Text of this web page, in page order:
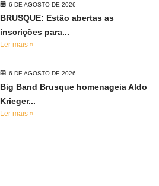
6 DE AGOSTO DE 2026
BRUSQUE: Estão abertas as
inscrições para...
Ler mais »
6 DE AGOSTO DE 2026
Big Band Brusque homenageia Aldo
Krieger...
Ler mais »